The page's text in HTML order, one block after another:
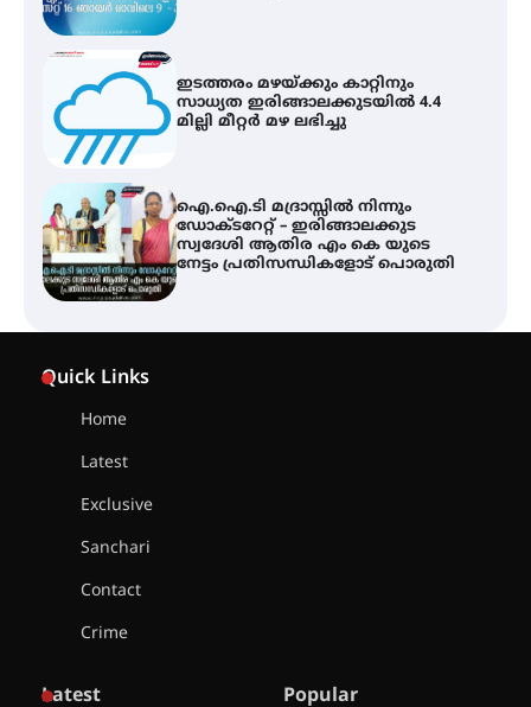
ഇടത്തരം മഴയ്ക്കും കാറ്റിനും
സാധ്യത ഇരിങ്ങാലക്കുടയിൽ 4.4
മില്ലി മീറ്റർ മഴ ലഭിച്ചു
ഐ.ഐ.ടി മദ്രാസ്സിൽ നിന്നും
ഡോക്ടറേറ്റ് – ഇരിങ്ങാലക്കുട
സ്വദേശി ആതിര എം കെ യുടെ
നേട്ടം പ്രതിസന്ധികളോട് പൊരുതി
Quick Links
Home
Latest
Exclusive
Sanchari
Contact
Crime
Latest Popular